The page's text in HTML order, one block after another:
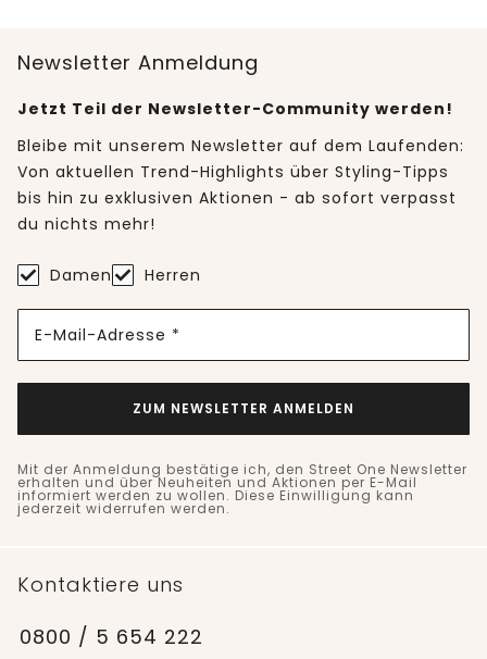
Newsletter Anmeldung
Jetzt Teil der Newsletter-Community werden!
Bleibe mit unserem Newsletter auf dem Laufenden:
Von aktuellen Trend-Highlights über Styling-Tipps
bis hin zu exklusiven Aktionen - ab sofort verpasst
du nichts mehr!
Damen Herren
E-Mail-Adresse *
ZUM NEWSLETTER ANMELDEN
Mit der Anmeldung bestätige ich, den Street One Newsletter
erhalten und über Neuheiten und Aktionen per E-Mail
informiert werden zu wollen. Diese Einwilligung kann
jederzeit widerrufen werden.
Kontaktiere uns
0800 / 5 654 222